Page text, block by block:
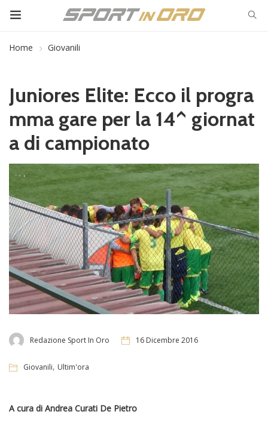
Home Giovanili
Juniores Elite: Ecco il progra
mma gare per la 14^ giornat
a di campionato
Redazione Sport In Oro 16 Dicembre 2016
Giovanili, Ultim'ora
A cura di Andrea Curati De Pietro